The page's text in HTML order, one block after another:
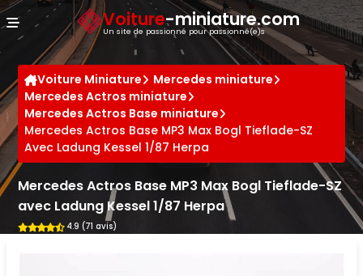
Voiture-miniature.com
Un site de passionné pour passionné(e)s
Voiture Miniature
Mercedes miniature
Mercedes Actros miniature
Mercedes Actros Base miniature
Mercedes Actros Base MP3 Max Bogl Tieflade-SZ
Avec Ladung Kessel 1/87 Herpa
Mercedes Actros Base MP3 Max Bogl Tieflade-SZ
avec Ladung Kessel 1/87 Herpa
4.9 (71 avis)
Panneau de gestion des cookies